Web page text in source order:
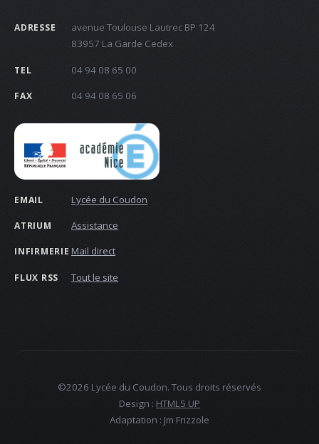
ADRESSE
avenue Toulouse Lautrec BP 124
83957 La Garde Cedex
TEL 04 94 08 65 00
FAX 04 94 08 65 06
EMAIL Lycée du Coudon
ATRIUM Assistance
INFIRMERIE Mail direct
FLUX RSS Tout le site
©2026 Lycée du Coudon. Tous droits réservés
Design : HTML5 UP
Adaptation : Jm Frizzole